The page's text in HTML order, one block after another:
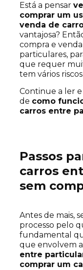
Está a pensar
comprar um
venda de
vantajosa?
compra e
particulares,
que requer
tem vários riscos
Continue a ler
de como
carros entre
Passos
carros
sem
Antes de mais,
processo pelo
fundamental
que envolvem a
entre
comprar um